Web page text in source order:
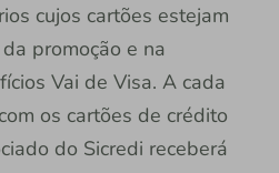
cujos cartões estejam
promoção e na
Vai de Visa. A cada
os cartões de crédito
do Sicredi receberá